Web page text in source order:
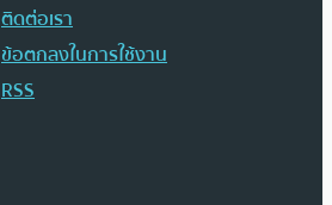
ติดต่อเรา
ข้อตกลงในการใช้งาน
RSS